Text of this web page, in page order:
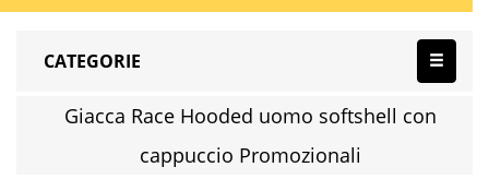
CATEGORIE
Giacca Race Hooded uomo softshell con
cappuccio Promozionali